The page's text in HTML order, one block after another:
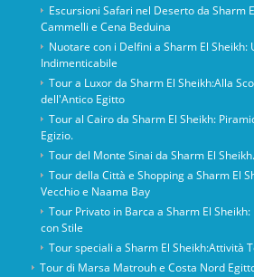
Escursioni Safari nel Deserto da Sharm
Cammelli e Cena Beduina
Nuotare con i Delfini a Sharm El Sheikh:
Indimenticabile
Tour a Luxor da Sharm El Sheikh:Alla
dell'Antico Egitto
Tour al Cairo da Sharm El Sheikh:
Egizio.
Tour del Monte Sinai da Sharm El
Tour della Città e Shopping a Sharm El
Vecchio e Naama Bay
Tour Privato in Barca a Sharm El
con Stile
Tour speciali a Sharm El Sheikh:Attività
Tour di Marsa Matrouh e Costa Nord